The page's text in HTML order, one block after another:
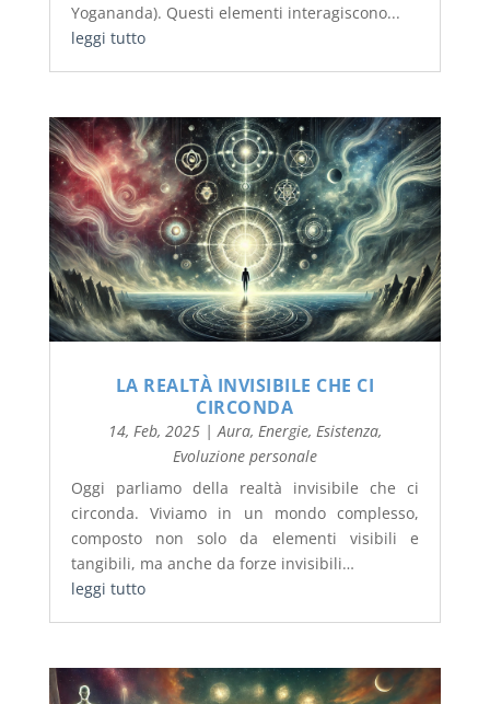
Yogananda). Questi elementi interagiscono...
leggi tutto
LA REALTÀ INVISIBILE CHE CI
CIRCONDA
14, Feb, 2025|Aura, Energie, Esistenza,
Evoluzione personale
Oggi parliamo della realtà invisibile che ci
circonda. Viviamo in un mondo complesso,
composto non solo da elementi visibili e
tangibili, ma anche da forze invisibili…
leggi tutto